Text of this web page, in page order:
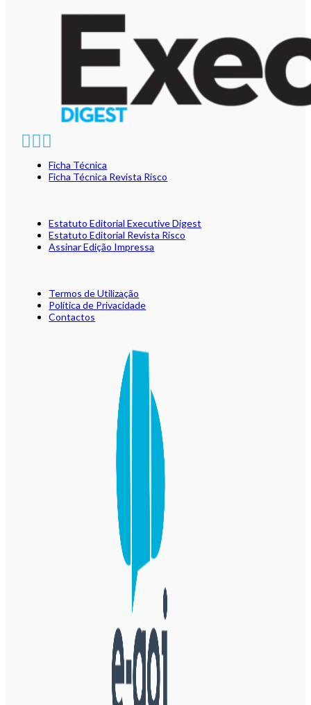
Ficha Técnica
Ficha Técnica Revista Risco
Estatuto Editorial Executive Digest
Estatuto Editorial Revista Risco
Assinar Edição Impressa
Termos de Utilização
Política de Privacidade
Contactos